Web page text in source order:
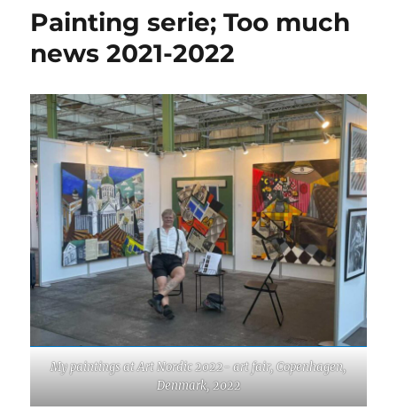
Painting serie; Too much
news 2021-2022
My paintings at Art Nordic 2022- art fair, Copenhagen,
Denmark, 2022